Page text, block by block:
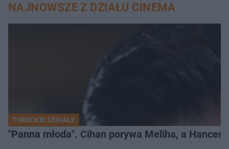
NAJNOWSZE Z DZIAŁU CINEMA
TURECKIE SERIALE
"Panna młoda". Cihan porywa Meliha, a